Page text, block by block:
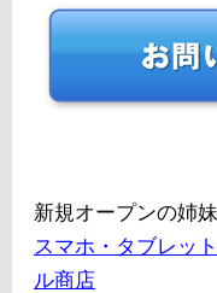
新規オープンの姉
スマホ・タブレッ
ル商店